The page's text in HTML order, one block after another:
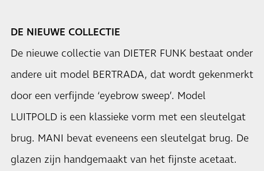
DE NIEUWE COLLECTIE
De nieuwe collectie van DIETER FUNK bestaat onder
andere uit model BERTRADA, dat wordt gekenmerkt
door een verfijnde ‘eyebrow sweep’. Model
LUITPOLD is een klassieke vorm met een sleutelgat
brug. MANI bevat eveneens een sleutelgat brug. De
glazen zijn handgemaakt van het fijnste acetaat.